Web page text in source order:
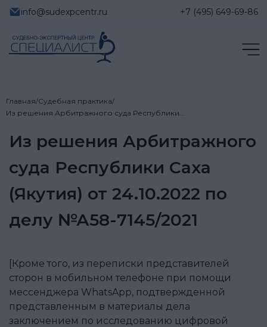
info@sudexpcentr.ru +7 (495) 649-69-86
Главная/Судебная практика/
Из решения Арбитражного суда Республики…
Из решения Арбитражного
суда Республики Саха
(Якутия) от 24.10.2022 по
делу №А58-7145/2021
[Кроме того, из переписки представителей
сторон в мобильном телефоне при помощи
мессенджера WhatsApp, подтвержденной
представленным в материалы дела
заключением по исследованию цифровой